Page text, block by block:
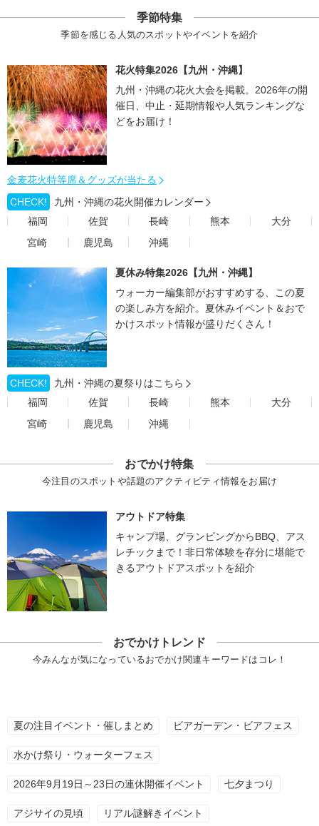
季節特集
季節を感じる人気のスポットやイベントを紹介
花火特集2026【九州・沖縄】
九州・沖縄の花火大会を掲載。2026年の開
催日、中止・延期情報や人気ランキングな
どをお届け！
金麦花火特等席＆グッズが当たる
CHECK!
九州・沖縄の花火開催カレンダー
福岡
佐賀 長崎 熊本
大分
宮崎
鹿児島 沖縄
夏休み特集2026【九州・沖縄】
ウォーカー編集部がおすすめする、この夏
の楽しみ方を紹介。夏休みイベント＆おで
かけスポット情報が盛りだくさん！
CHECK!
九州・沖縄の夏祭りはこちら
福岡
佐賀 長崎 熊本
大分
宮崎
鹿児島 沖縄
おでかけ特集
今注目のスポットや話題のアクティビティ情報をお届け
アウトドア特集
キャンプ場、グランピングからBBQ、アス
レチックまで！非日常体験を存分に堪能で
きるアウトドアスポットを紹介
おでかけトレンド
今みんなが気になっているおでかけ関連キーワードはコレ！
夏の注目イベント・催しまとめ ビアガーデン・ビアフェス
水かけ祭り・ウォーターフェス
2026年9月19日～23日の連休開催イベント 七夕まつり
アジサイの見頃 リアル謎解きイベント